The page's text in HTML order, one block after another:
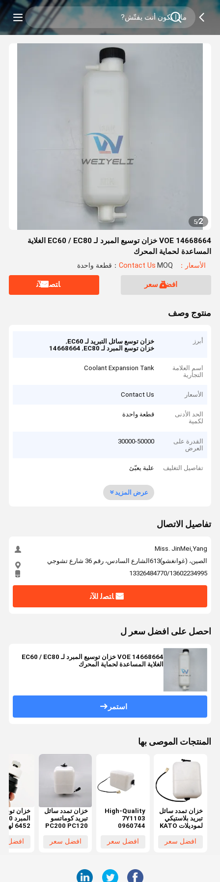
2
/
5
VOE 14668664 خزان توسيع المبرد لـ EC60 / EC80 الغلاية
المساعدة لحماية المحرك
الأسعار：Contact Us MOQ：قطعة واحدة
افضل سعر ﺎﺘﺼﻟ ﺍﻶﻧ
منتوج وصف
أبرز خزان توسع سائل التبريد لـ EC60
,
خزان توسع المبرد لـ EC80
,
14668664
اسم العلامة
التجارية
Coolant Expansion Tank
الأسعار Contact Us
الحد الأدنى
لكمية
قطعة واحدة
القدرة على
العرض
30000-50000
تفاصيل التغليف علبة يعبّئ
عرض المزيد
تفاصيل الاتصال
Miss. JinMei,Yang
الصين، (غوانغشو)613الشارع السادس، رقم 36 شارع تشوجي
13326484770/13602234995
ﺎﺘﺼﻟ ﺍﻶﻧ
احصل على افضل سعر ل
VOE 14668664 خزان توسيع المبرد لـ EC60 / EC80
الغلاية المساعدة لحماية المحرك
استمر
المنتجات الموصى بها
خزان تمدد سائل
تبريد بلاستيكي
لموديلات KATO
HD250 HD450
HD512 HD513
افضل سعر
High-Quality
7Y1103
0960744
Expansion
E312 E323
E324 Models
افضل سعر
خزان تمدد سائل
تبريد كوماتسو
PC200 PC120
06-15240
افضل سعر
خزان
6452
ZAX450
افضل